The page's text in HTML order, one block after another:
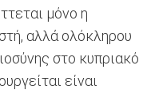
μόνο η
αλλά ολόκληρου
στο κυπριακό
είναι